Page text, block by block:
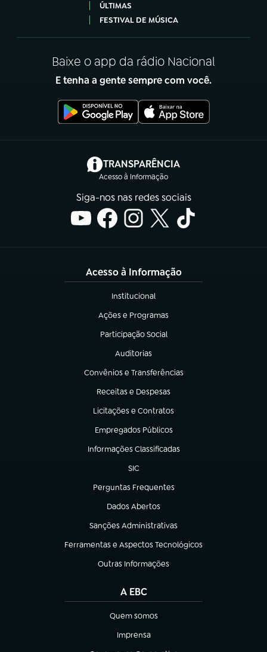
ÚLTIMAS
FESTIVAL DE MÚSICA
Baixe o app da rádio Nacional
E tenha a gente sempre com você.
TRANSPARÊNCIA
Acesso à Informação
(abre em nova aba)
Siga-nos nas redes sociais
Acesso à Informação
Institucional
(abre em nova aba)
Ações e Programas
(abre em nova aba)
Participação Social
(abre em nova aba)
Auditorias
(abre em nova aba)
Convênios e Transferências
(abre em nova aba)
Receitas e Despesas
(abre em nova aba)
Licitações e Contratos
(abre em nova aba)
Empregados Públicos
(abre em nova aba)
Informações Classificadas
(abre em nova aba)
SIC
(abre em nova aba)
Perguntas Frequentes
(abre em nova aba)
Dados Abertos
(abre em nova aba)
Sanções Administrativas
(abre em nova aba)
Ferramentas e Aspectos Tecnológicos
(abre em nova aba)
Outras Informações
(abre em nova aba)
A EBC
Quem somos
(abre em nova aba)
Imprensa
(abre em nova aba)